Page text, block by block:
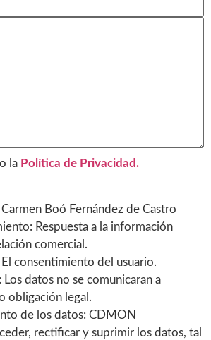
la Política de Privacidad.
Carmen Boó Fernández de Castro
Respuesta a la información
comercial.
consentimiento del usuario.
Los datos no se comunicaran a
obligación legal.
de los datos: CDMON
rectificar y suprimir los datos, tal